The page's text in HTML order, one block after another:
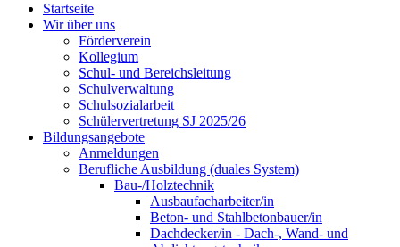
Startseite
Wir über uns
Förderverein
Kollegium
Schul- und Bereichsleitung
Schulverwaltung
Schulsozialarbeit
Schülervertretung SJ 2025/26
Bildungsangebote
Anmeldungen
Berufliche Ausbildung (duales System)
Bau-/Holztechnik
Ausbaufacharbeiter/in
Beton- und Stahlbetonbauer/in
Dachdecker/in - Dach-, Wand- und